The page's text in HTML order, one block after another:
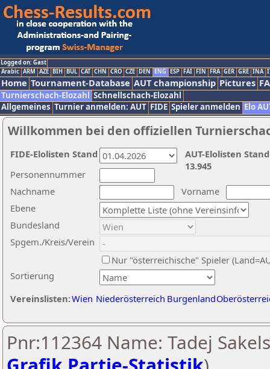
Logged on: Gast
Arabic ARM AZE BIH BUL CAT CHN CRO CZE DEN ENG ESP FAI FIN FRA GER GRE INA
Home Tournament-Database AUT championship Pictures
Turnierschach-Elozahl Schnellschach-Elozahl
Allgemeines Turnier anmelden: AUT FIDE Spieler anmelden Elo
Willkommen bei den offiziellen
Nachname
Vorname
Ebene
Sortierung
Personennummer
Bundesland
Spgem./Kreis/Verein
Nur "österreichische" Spieler
Vereinslisten:Wien Niederösterreich Burgenland
AUT-Elolisten
13.945
FIDE-Elolisten Stand
Pnr:112364 Name: Tadej